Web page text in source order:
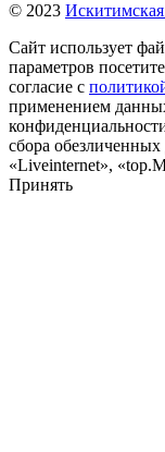
© 2023 Искитимская
Сайт использует
параметров
согласие с
применением
сбора
«Liveinternet»,
Принять